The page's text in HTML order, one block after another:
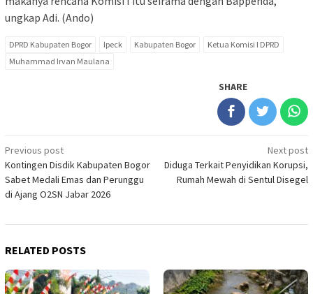
ungkap Adi. (Ando)
DPRD Kabupaten Bogor Ipeck Kabupaten Bogor
Ketua Komisi I DPRD
Muhammad Irvan Maulana
SHARE
Post
navigation
Previous post
Kontingen Disdik Kabupaten Bogor
Sabet Medali Emas dan Perunggu
di Ajang O2SN Jabar 2026
Next post
Diduga Terkait Penyidikan Korupsi,
Rumah Mewah di Sentul Disegel
RELATED POSTS